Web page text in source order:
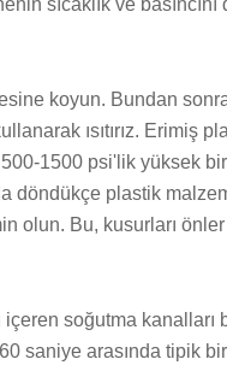
sıcaklık ve
koyun. Bundan
ısıtırız.
1500 psi'lik yüksek
plastik
olun. Bu, kusurları
soğutma
saniye arasında tipik